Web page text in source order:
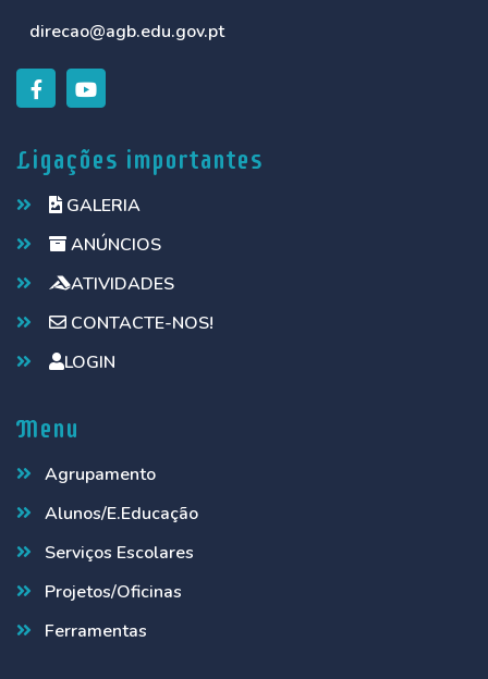
direcao@agb.edu.gov.pt
Ligações importantes
GALERIA
ANÚNCIOS
ATIVIDADES
CONTACTE-NOS!
LOGIN
Menu
Agrupamento
Alunos/E.Educação
Serviços Escolares
Projetos/Oficinas
Ferramentas